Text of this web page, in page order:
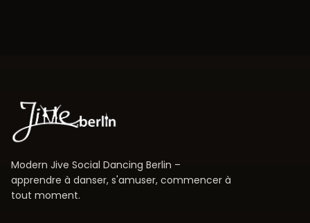
Modern Jive Social Dancing Berlin –
apprendre à danser, s'amuser, commencer à
tout moment.